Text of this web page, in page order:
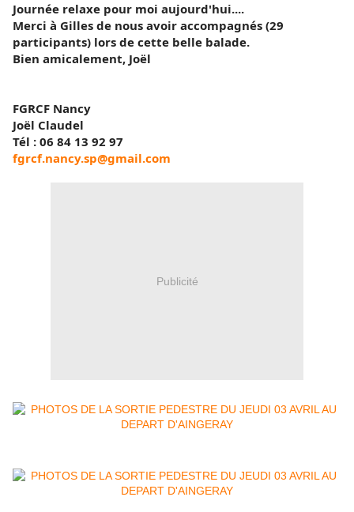
Journée relaxe pour moi aujourd'hui....
Merci à Gilles de nous avoir accompagnés (29
participants) lors de cette belle balade.
Bien amicalement, Joël
FGRCF Nancy
Joël Claudel
Tél : 06 84 13 92 97
fgrcf.nancy.sp@gmail.com
Publicité